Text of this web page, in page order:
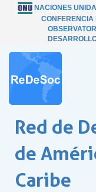
NACIONES
CONFERENCIA
Red de
de
Caribe